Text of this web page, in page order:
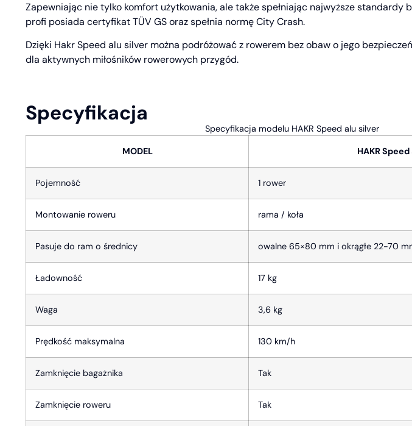
Zapewniając nie tylko komfort użytkowania, ale także spełniając najwyższe standardy
profi posiada certyfikat TÜV GS oraz spełnia normę City Crash.
Dzięki Hakr Speed alu silver można podróżować z rowerem bez obaw o jego
dla aktywnych miłośników rowerowych przygód.
Specyfikacja
Specyfikacja modelu HAKR Speed alu silver
MODEL HAKR
Pojemność 1 rower
Montowanie roweru rama / koła
Pasuje do ram o średnicy owalne 65×80 mm i okrągłe 22-70
Ładowność 17 kg
Waga 3,6 kg
Prędkość maksymalna 130 km/h
Zamknięcie bagażnika Tak
Zamknięcie roweru Tak